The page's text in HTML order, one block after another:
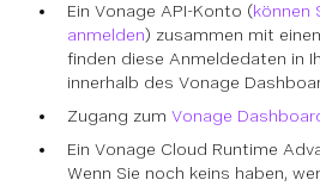
Ein Vonage API-Konto (können
anmelden) zusammen mit
finden diese Anmeldedaten in
innerhalb des Vonage
Zugang zum Vonage
Ein Vonage Cloud Runtime
Wenn Sie noch keins haben,